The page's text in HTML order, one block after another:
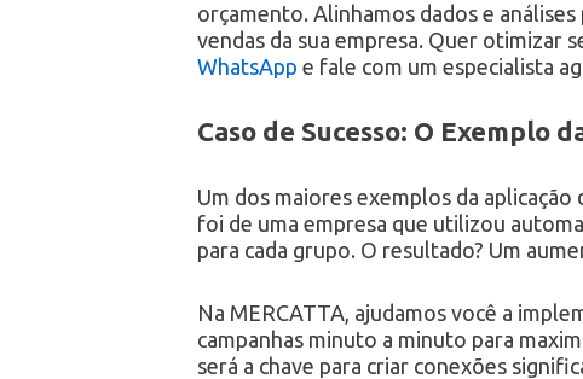
orçamento. Alinhamos dados e
vendas da sua empresa. Quer otimizar
WhatsApp e fale com um especialista
Caso de Sucesso: O Exemplo
Um dos maiores exemplos da
foi de uma empresa que utilizou
para cada grupo. O resultado? Um
Na MERCATTA, ajudamos você a
campanhas minuto a minuto para
será a chave para criar conexões